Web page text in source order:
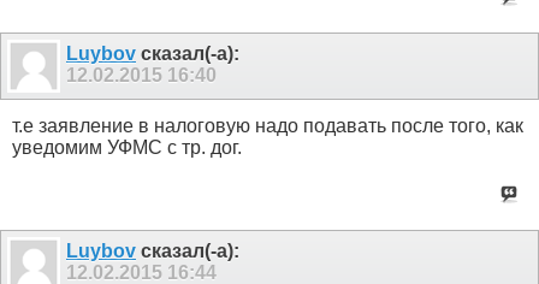
Luybov сказал(-а):
12.02.2015 16:40
т.е заявление в налоговую надо подавать после того, как
уведомим УФМС с тр. дог.
Luybov сказал(-а):
12.02.2015 16:44